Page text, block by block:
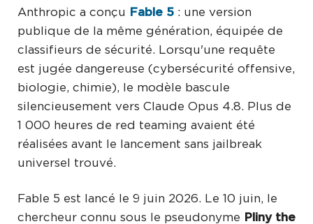
Anthropic a conçu
Fable 5 : une version
publique de la même génération, équipée de
classifieurs de sécurité. Lorsqu'une requête
est jugée dangereuse (cybersécurité offensive,
biologie, chimie), le modèle bascule
silencieusement vers Claude Opus 4.8. Plus de
1 000 heures de red teaming avaient été
réalisées avant le lancement sans jailbreak
universel trouvé.
Fable 5 est lancé le 9 juin 2026. Le 10 juin, le
chercheur connu sous le pseudonyme Pliny the